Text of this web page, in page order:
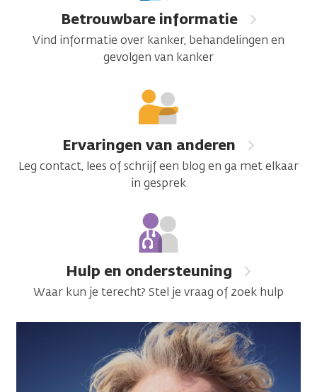
Betrouwbare informatie
Vind informatie over kanker, behandelingen en
gevolgen van kanker
Ervaringen van anderen
Leg contact, lees of schrijf een blog en ga met elkaar
in gesprek
Hulp en ondersteuning
Waar kun je terecht? Stel je vraag of zoek hulp